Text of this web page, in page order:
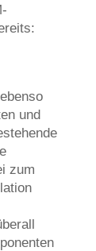
und
zum